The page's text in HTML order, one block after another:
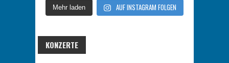
Mehr laden AUF INSTAGRAM FOLGEN
KONZERTE